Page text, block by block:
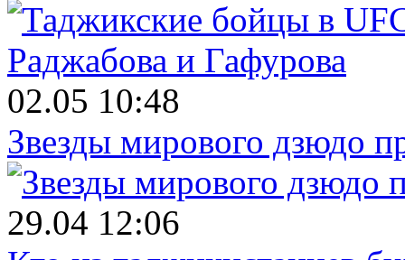
02.05 10:48
Звезды мирового дзюдо
29.04 12:06